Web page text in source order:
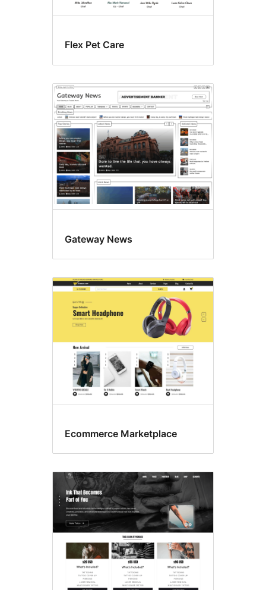
Flex Pet Care
Gateway News
Ecommerce Marketplace